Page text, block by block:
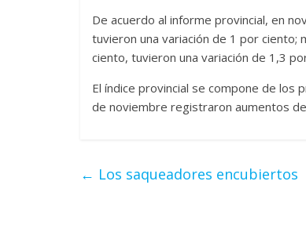
De acuerdo al informe provincial, en
tuvieron una variación de 1 por
ciento, tuvieron una variación de 1,3
El índice provincial se compone de los
de noviembre registraron aumentos
← Los saqueadores encubiertos